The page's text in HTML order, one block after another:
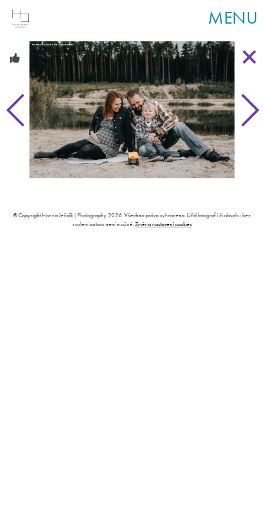
MENU
© Copyright Honza Ježdík | Photography 2026. Všechna práva vyhrazena. Užití fotografií či obsahu bez
svolení autora není možné.Změna nastavení cookies